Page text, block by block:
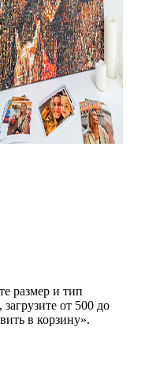
размер и тип
от 500 до
в корзину».